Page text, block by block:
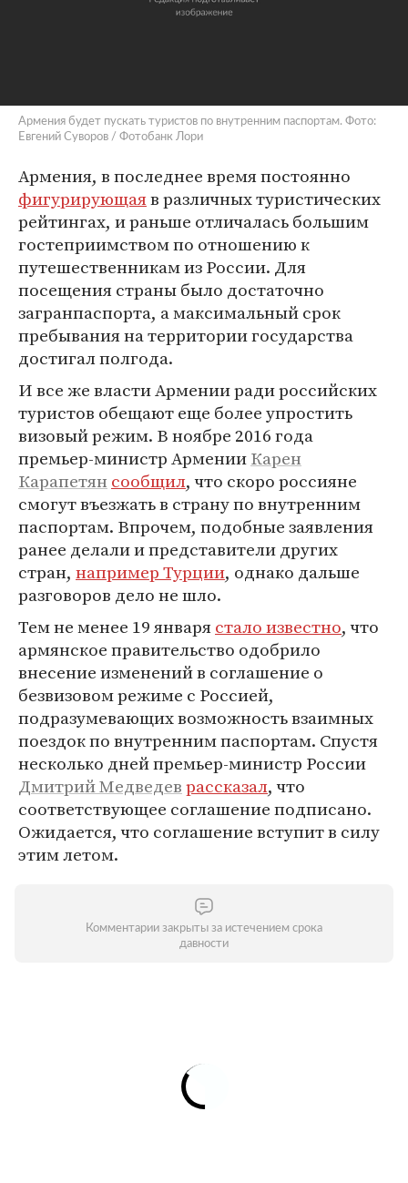
Армения будет пускать туристов по внутренним паспортам. Фото:
Евгений Суворов / Фотобанк Лори
Армения, в последнее время постоянно
фигурирующаяв различных туристических
рейтингах, и раньше отличалась большим
гостеприимством по отношению к
путешественникам из России. Для
посещения страны было достаточно
загранпаспорта, а максимальный срок
пребывания на территории государства
достигал полгода.
И все же власти Армении ради российских
туристов обещают еще более упростить
визовый режим. В ноябре 2016 года
премьер-министр АрменииКарен
Карапетян сообщил, что скоро россияне
смогут въезжать в страну по внутренним
паспортам. Впрочем, подобные заявления
ранее делали и представители других
стран, например Турции, однако дальше
разговоров дело не шло.
Тем не менее 19 январястало известно, что
армянское правительство одобрило
внесение изменений в соглашение о
безвизовом режиме с Россией,
подразумевающих возможность взаимных
поездок по внутренним паспортам. Спустя
несколько дней премьер-министр России
Дмитрий Медведеврассказал, что
соответствующее соглашение подписано.
Ожидается, что соглашение вступит в силу
этим летом.
Комментарии закрыты за истечением срока
давности